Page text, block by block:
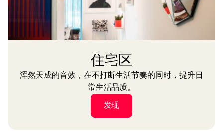
住宅区
浑然天成的音效，在不打断生活节奏的同时，提升日
常生活品质。
发现